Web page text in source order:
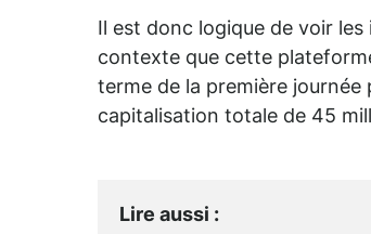
Il est donc logique de voir
contexte que cette
terme de la première journée
capitalisation totale de 45
Lire aussi :